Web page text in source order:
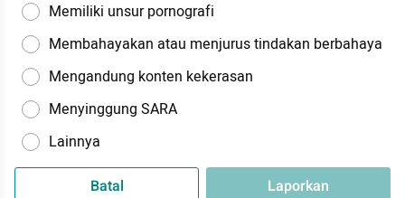
Memiliki unsur pornografi
Membahayakan atau menjurus tindakan berbahaya
Mengandung konten kekerasan
Menyinggung SARA
Lainnya
Batal Laporkan